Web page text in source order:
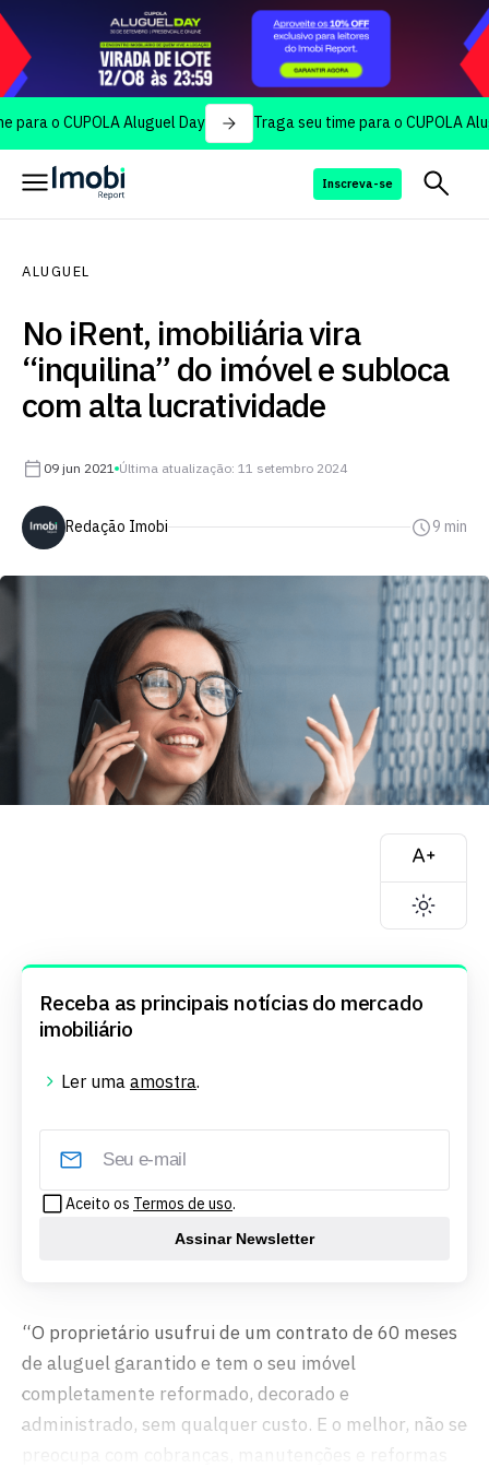
CUPOLA Aluguel Day Traga seu time para o CUPOLA Aluguel
Inscreva-se
ALUGUEL
No iRent, imobiliária vira
“inquilina” do imóvel e subloca
com alta lucratividade
09 jun 2021 Última atualização: 11 setembro 2024
Redação Imobi 9 min
Receba as principais notícias do mercado
imobiliário
Ler uma amostra.
Aceito os Termos de uso.
Assinar Newsletter
“O proprietário usufrui de um contrato de 60 meses
de aluguel garantido e tem o seu imóvel
completamente reformado, decorado e
administrado, sem qualquer custo. E o melhor, não se
preocupa com cobranças, manutenções e reformas